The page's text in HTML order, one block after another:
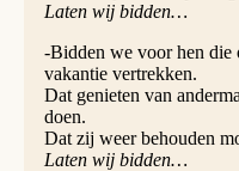
Laten wij bidden…
-Bidden we voor hen die
vakantie vertrekken.
Dat genieten van
doen.
Dat zij weer behouden
Laten wij bidden…